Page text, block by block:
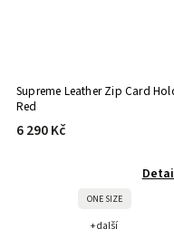
Supreme Leather Zip Card
Red
6 290 Kč
ONE SIZE
+ další